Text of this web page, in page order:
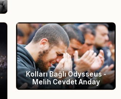
Kolları Bağlı Odysseus -
Melih Cevdet Anday